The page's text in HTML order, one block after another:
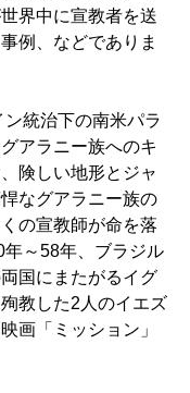
界中に宣教者を送
例、などでありま
統治下の南米パラ
アラニー族へのキ
険しい地形とジャ
なグアラニー族の
の宣教師が命を落
年～58年、ブラジル
国にまたがるイグ
教した2人のイエズ
画「ミッション」